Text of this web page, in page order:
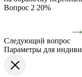
Вопрос 2 20%
Следующий вопрос
Параметры для